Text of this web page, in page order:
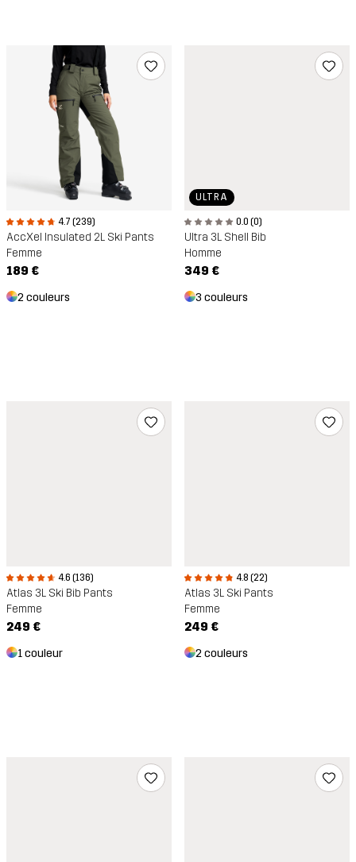
4.7 (239)
AccXel Insulated 2L Ski Pants
Femme
189 €
2 couleurs
ULTRA
0.0 (0)
Ultra 3L Shell Bib
Homme
349 €
3 couleurs
4.6 (136)
Atlas 3L Ski Bib Pants
Femme
249 €
1 couleur
4.8 (22)
Atlas 3L Ski Pants
Femme
249 €
2 couleurs